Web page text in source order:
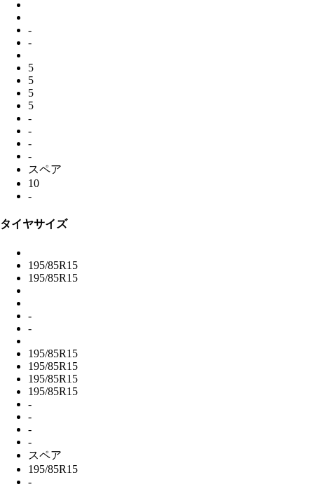
-
-
5
5
5
5
-
-
-
-
スペア
10
-
タイヤサイズ
195/85R15
195/85R15
-
-
195/85R15
195/85R15
195/85R15
195/85R15
-
-
-
-
スペア
195/85R15
-